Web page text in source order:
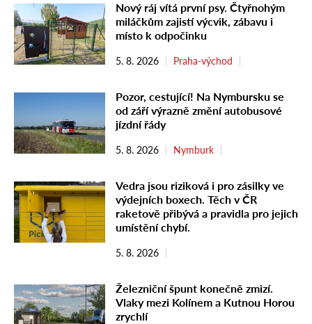
Nový ráj vítá první psy. Čtyřnohým
miláčkům zajistí výcvik, zábavu i
místo k odpočinku
5. 8. 2026 Praha-východ
Pozor, cestující! Na Nymbursku se
od září výrazně změní autobusové
jízdní řády
5. 8. 2026 Nymburk
Vedra jsou riziková i pro zásilky ve
výdejních boxech. Těch v ČR
raketově přibývá a pravidla pro jejich
umístění chybí.
5. 8. 2026
Železniční špunt konečně zmizí.
Vlaky mezi Kolínem a Kutnou Horou
zrychlí